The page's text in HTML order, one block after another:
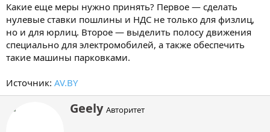
Какие еще меры нужно принять? Первое — сделать
нулевые ставки пошлины и НДС не только для физлиц,
но и для юрлиц. Второе — выделить полосу движения
специально для электромобилей, а также обеспечить
такие машины парковками.
Источник: AV.BY
А
в
Geely Авторитет